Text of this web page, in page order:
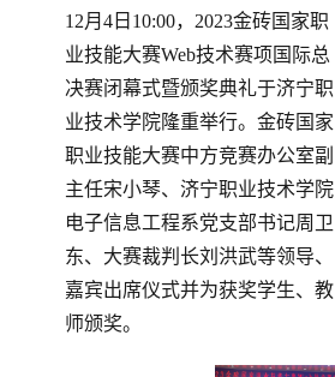
12月4日10:00，2023金砖国家职
业技能大赛Web技术赛项国际总
决赛闭幕式暨颁奖典礼于济宁职
业技术学院隆重举行。金砖国家
职业技能大赛中方竞赛办公室副
主任宋小琴、济宁职业技术学院
电子信息工程系党支部书记周卫
东、大赛裁判长刘洪武等领导、
嘉宾出席仪式并为获奖学生、教
师颁奖。